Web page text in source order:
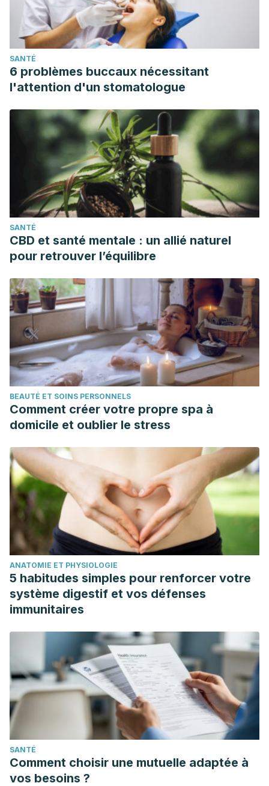
SANTÉ
6 problèmes buccaux nécessitant
l'attention d'un stomatologue
SANTÉ
CBD et santé mentale : un allié naturel
pour retrouver l’équilibre
BEAUTÉ ET SOINS PERSONNELS
Comment créer votre propre spa à
domicile et oublier le stress
ANATOMIE ET PHYSIOLOGIE
5 habitudes simples pour renforcer votre
système digestif et vos défenses
immunitaires
SANTÉ
Comment choisir une mutuelle adaptée à
vos besoins ?